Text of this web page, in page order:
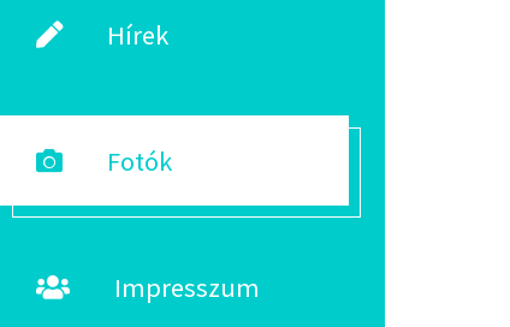
Hírek
Fotók
Impresszum